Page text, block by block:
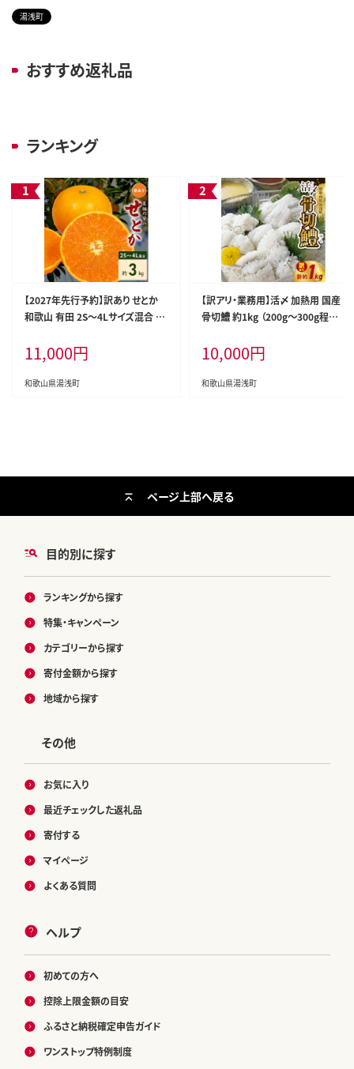
湯浅町
おすすめ返礼品
ランキング
【2027年先行予約】訳あり せとか
和歌山 有田 2S～4Lサイズ混合 約
11,000円
和歌山県湯浅町
【訳アリ・業務用】活〆 加熱用 国産
骨切鱧 約1kg （200g〜300g程の
10,000円
和歌山県湯浅町
目的別に探す
ランキングから探す
特集・キャンペーン
カテゴリーから探す
寄付金額から探す
地域から探す
その他
お気に入り
最近チェックした返礼品
寄付する
マイページ
よくある質問
ヘルプ
初めての方へ
控除上限金額の目安
ふるさと納税確定申告ガイド
ワンストップ特例制度
ページ上部へ戻る